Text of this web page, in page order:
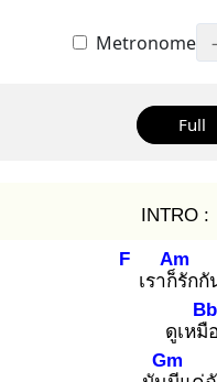
Metronome
Full
INTRO :
F
เราก็รั
Am
กกั
ดูเหมือ
Bb
Gm